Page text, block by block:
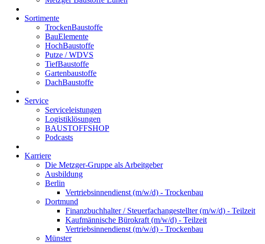
Sortimente
TrockenBaustoffe
BauElemente
HochBaustoffe
Putze / WDVS
TiefBaustoffe
Gartenbaustoffe
DachBaustoffe
Service
Serviceleistungen
Logistiklösungen
BAUSTOFFSHOP
Podcasts
Karriere
Die Metzger-Gruppe als Arbeitgeber
Ausbildung
Berlin
Vertriebsinnendienst (m/w/d) - Trockenbau
Dortmund
Finanzbuchhalter / Steuerfachangestellter (m/w/d) - Teilzeit
Kaufmännische Bürokraft (m/w/d) - Teilzeit
Vertriebsinnendienst (m/w/d) - Trockenbau
Münster